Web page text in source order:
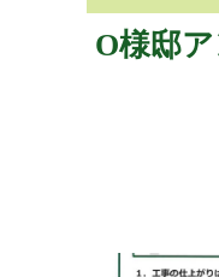
O様邸